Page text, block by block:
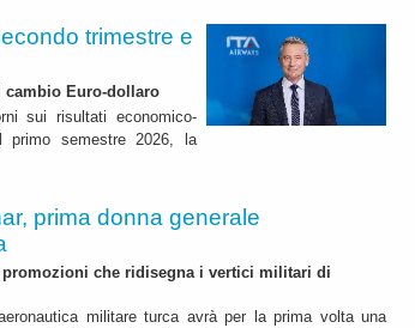
trimestre e
Euro-dollaro
sui risultati economico-
primo semestre 2026, la
prima donna generale
promozioni che ridisegna i vertici militari di
militare turca avrà per la prima volta una